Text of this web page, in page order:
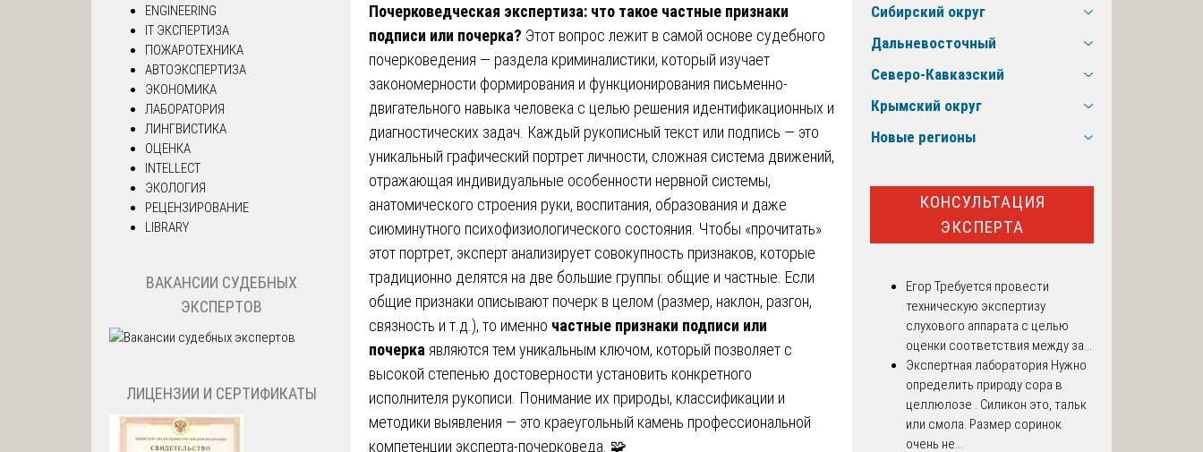
Почерковедческая экспертиза: что такое частные признаки
подписи или почерка? Этот вопрос лежит в самой основе судебного
почерковедения — раздела криминалистики, который изучает
закономерности формирования и функционирования письменно-
двигательного навыка человека с целью решения идентификационных и
диагностических задач. Каждый рукописный текст или подпись — это
уникальный графический портрет личности, сложная система движений,
отражающая индивидуальные особенности нервной системы,
анатомического строения руки, воспитания, образования и даже
сиюминутного психофизиологического состояния. Чтобы «прочитать»
этот портрет, эксперт анализирует совокупность признаков, которые
традиционно делятся на две большие группы: общие и частные. Если
общие признаки описывают почерк в целом (размер, наклон, разгон,
связность и т.д.), то именно частные признаки подписи или
почерка являются тем уникальным ключом, который позволяет с
высокой степенью достоверности установить конкретного
исполнителя рукописи. Понимание их природы, классификации и
методики выявления — это краеугольный камень профессиональной
компетенции эксперта-почерковеда. 🧩
ENGINEERING
IT ЭКСПЕРТИЗА
ПОЖАРОТЕХНИКА
АВТОЭКСПЕРТИЗА
ЭКОНОМИКА
ЛАБОРАТОРИЯ
ЛИНГВИСТИКА
ОЦЕНКА
INTELLECT
ЭКОЛОГИЯ
РЕЦЕНЗИРОВАНИЕ
LIBRARY
ВАКАНСИИ СУДЕБНЫХ
ЭКСПЕРТОВ
ЛИЦЕНЗИИ И СЕРТИФИКАТЫ
Сибирский округ
Дальневосточный
Северо-Кавказский
Крымский округ
Новые регионы
КОНСУЛЬТАЦИЯ
ЭКСПЕРТА
Егор Требуется провести
техническую экспертизу
слухового аппарата с целью
оценки соответствия между за...
Экспертная лаборатория Нужно
определить природу сора в
целлюлозе . Силикон это, тальк
или смола. Размер соринок
очень не...